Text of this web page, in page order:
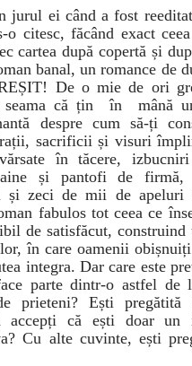
jurul ei când a fost
citesc, făcând exact
cartea după copertă și
banal, un romance de
De o mie de ori
că țin
în
mână
despre cum să-ți
sacrificii și visuri
în tăcere,
și pantofi de firmă,
zeci de mii de apeluri
fabulos tot ceea ce
de satisfăcut, construind
în care oamenii
integra. Dar care este
parte dintr-o astfel de
prieteni? Ești
că ești doar un
Cu alte cuvinte, ești